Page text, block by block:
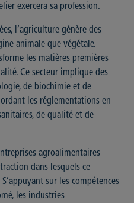
exercera sa profession.
l’agriculture génère des
animale que végétale.
les matières premières
Ce secteur implique des
de biochimie et de
les réglementations en
de qualité et de
agroalimentaires
dans lesquels ce
sur les compétences
les industries